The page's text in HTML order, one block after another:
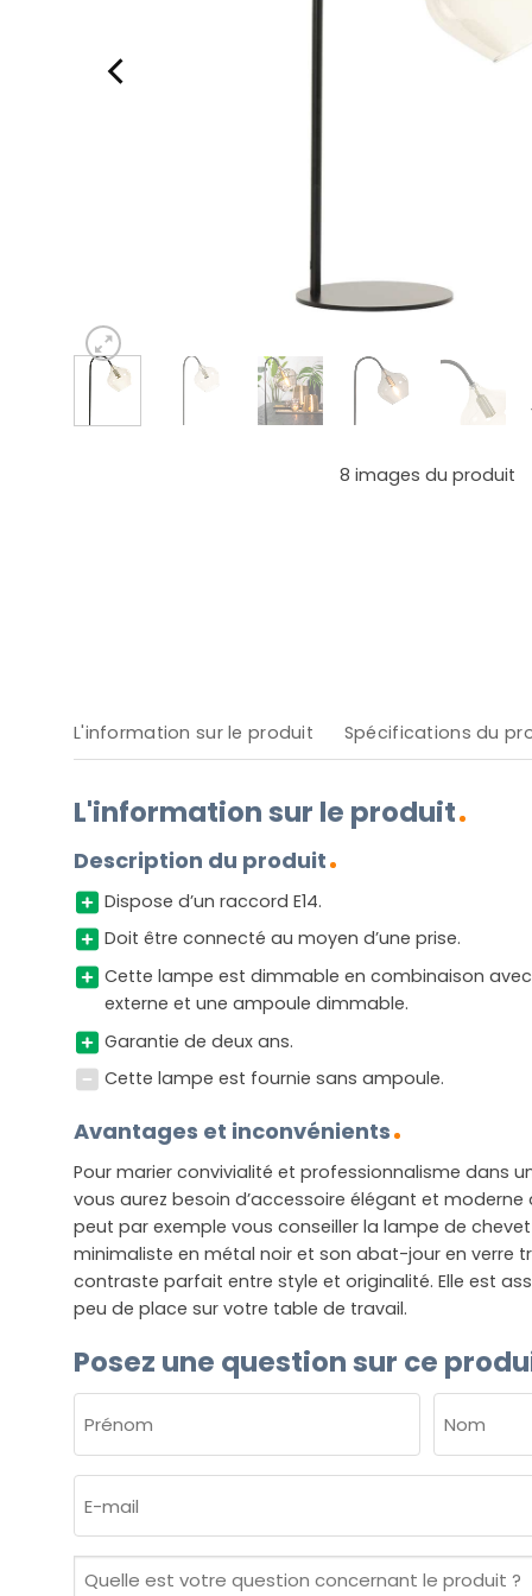
8 images du produit
L'information sur le produit Spécifications du
L'information sur le produit
Description du produit
Dispose d’un raccord E14.
Doit être connecté au moyen d’une prise.
Cette lampe est dimmable en combinaison
externe et une ampoule dimmable.
Garantie de deux ans.
Cette lampe est fournie sans ampoule.
Avantages et inconvénients
Pour marier convivialité et professionnalisme dans
vous aurez besoin d’accessoire élégant et moderne
peut par exemple vous conseiller la lampe de
minimaliste en métal noir et son abat-jour en verre
contraste parfait entre style et originalité. Elle est
peu de place sur votre table de travail.
Posez une question sur ce
(NÉCESSAIRE)
Prénom Nom
mail
Quelle